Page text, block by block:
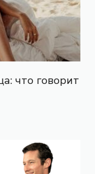
что говорит